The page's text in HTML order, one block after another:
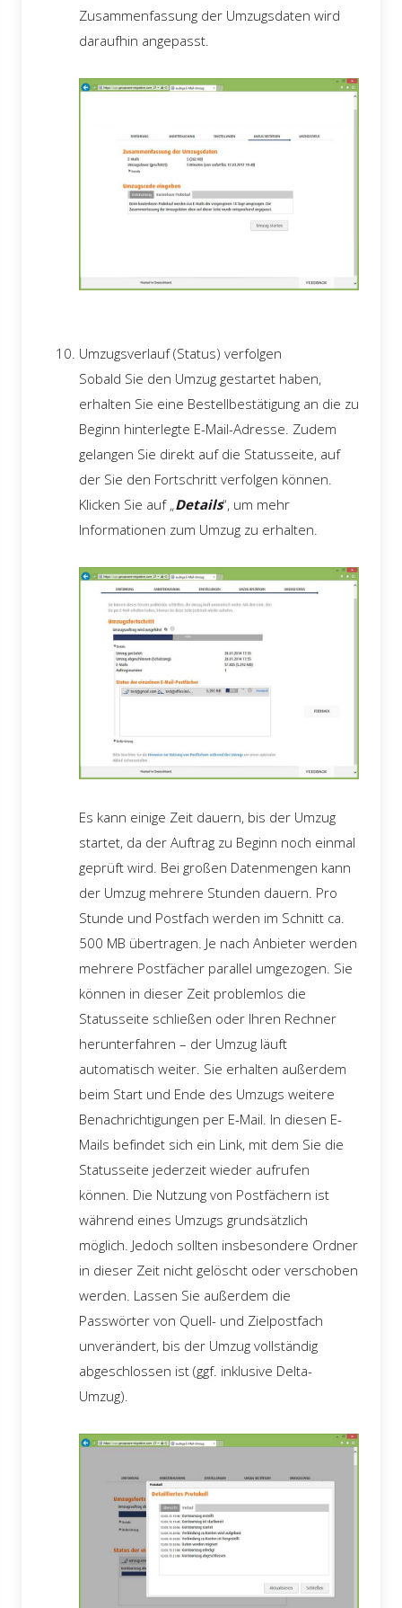
Zusammenfassung der Umzugsdaten wird
daraufhin angepasst.
Umzugsverlauf (Status) verfolgen
Sobald Sie den Umzug gestartet haben,
erhalten Sie eine Bestellbestätigung an die zu
Beginn hinterlegte E-Mail-Adresse. Zudem
gelangen Sie direkt auf die Statusseite, auf
der Sie den Fortschritt verfolgen können.
Klicken Sie auf „Details“, um mehr
Informationen zum Umzug zu erhalten.
Es kann einige Zeit dauern, bis der Umzug
startet, da der Auftrag zu Beginn noch einmal
geprüft wird. Bei großen Datenmengen kann
der Umzug mehrere Stunden dauern. Pro
Stunde und Postfach werden im Schnitt ca.
500 MB übertragen. Je nach Anbieter werden
mehrere Postfächer parallel umgezogen. Sie
können in dieser Zeit problemlos die
Statusseite schließen oder Ihren Rechner
herunterfahren – der Umzug läuft
automatisch weiter. Sie erhalten außerdem
beim Start und Ende des Umzugs weitere
Benachrichtigungen per E-Mail. In diesen E-
Mails befindet sich ein Link, mit dem Sie die
Statusseite jederzeit wieder aufrufen
können. Die Nutzung von Postfächern ist
während eines Umzugs grundsätzlich
möglich. Jedoch sollten insbesondere Ordner
in dieser Zeit nicht gelöscht oder verschoben
werden. Lassen Sie außerdem die
Passwörter von Quell- und Zielpostfach
unverändert, bis der Umzug vollständig
abgeschlossen ist (ggf. inklusive Delta-
Umzug).